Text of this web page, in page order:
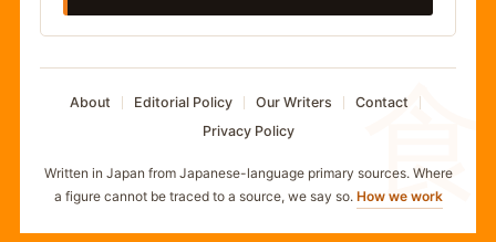
食
About Editorial Policy Our Writers
Contact
Privacy Policy
Written in Japan from Japanese-language primary sources. Where
a figure cannot be traced to a source, we say so. How we work